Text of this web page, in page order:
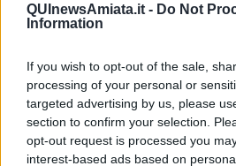
QUInewsAmiata.it - Do Not
Information
If you wish to opt-out of the sale,
processing of your personal or
targeted advertising by us, please
section to confirm your selection.
opt-out request is processed you
interest-based ads based on
Nadio Stronchi